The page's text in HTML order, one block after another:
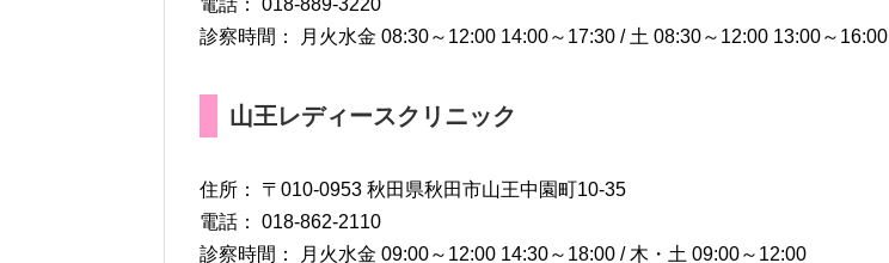
電話： 018-889-3220
診察時間： 月火水金 08:30～12:00 14:00～17:30 / 土 08:30～12:00 13:00～16:00
山王レディースクリニック
住所： 〒010-0953 秋田県秋田市山王中園町10-35
電話： 018-862-2110
診察時間： 月火水金 09:00～12:00 14:30～18:00 / 木・土 09:00～12:00